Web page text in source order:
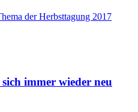
der Herbsttagung 2017
immer wieder neu